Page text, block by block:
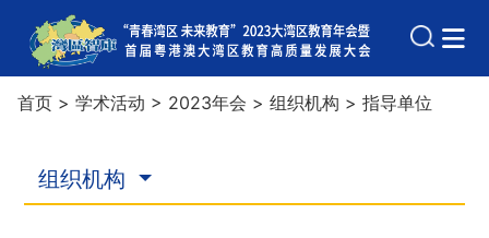
首页 > 学术活动 > 2023年会 > 组织机构 > 指导单位
组织机构